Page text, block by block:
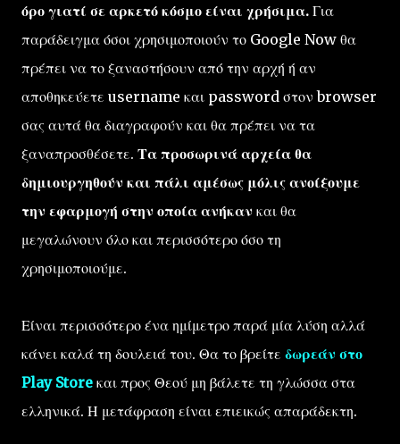
όρο γιατί σε αρκετό κόσμο είναι χρήσιμα. Για
παράδειγμα όσοι χρησιμοποιούν το Google Now θα
πρέπει να το ξαναστήσουν από την αρχή ή αν
αποθηκεύετε username και password στον browser
σας αυτά θα διαγραφούν και θα πρέπει να τα
ξαναπροσθέσετε. Τα προσωρινά αρχεία θα
δημιουργηθούν και πάλι αμέσως μόλις ανοίξουμε
την εφαρμογή στην οποία ανήκαν και θα
μεγαλώνουν όλο και περισσότερο όσο τη
χρησιμοποιούμε.
Είναι περισσότερο ένα ημίμετρο παρά μία λύση αλλά
κάνει καλά τη δουλειά του. Θα το βρείτε δωρεάν στο
Play Store και προς Θεού μη βάλετε τη γλώσσα στα
ελληνικά. Η μετάφραση είναι επιεικώς απαράδεκτη.